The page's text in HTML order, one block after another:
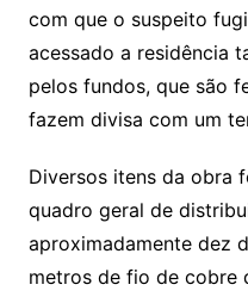
com que o suspeito
acessado a residência
pelos fundos, que são
fazem divisa com um
Diversos itens da obra
quadro geral de
aproximadamente dez
metros de fio de cobre